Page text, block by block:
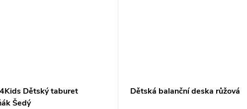
Dětský taburet
Šedý
Dětská balanční deska růžová